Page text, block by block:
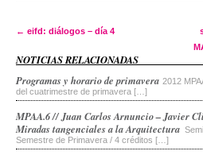
Post
← eifd: diálogos – día 4
NOTICIAS RELACIONADAS
Programas y horario de primavera 2012
del cuatrimestre de primavera […]
MPAA.6 // Juan Carlos Arnuncio – Javier
Miradas tangenciales a la Arquitectura
Semestre de Primavera / 4 créditos […]